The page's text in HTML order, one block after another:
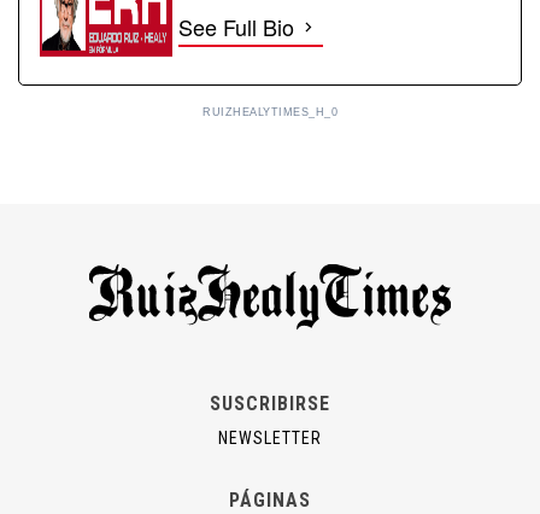
See Full Bio
RUIZHEALYTIMES_H_0
SUSCRIBIRSE
NEWSLETTER
PÁGINAS